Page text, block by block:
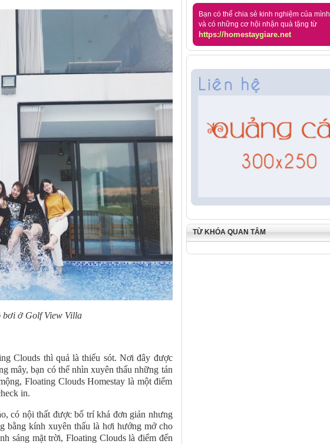
bơi ở Golf View Villa
Clouds thì quả là thiếu sót. Nơi đây được
mây, bạn có thể nhìn xuyên thấu những tán
Floating Clouds Homestay là một điểm
in.
có nội thất được bố trí khá đơn giản nhưng
bằng kính xuyên thấu là hơi hướng mở cho
sáng mặt trời, Floating Clouds là điểm đến
Bạn có thể chia sẻ kinh nghiệm của mình
và có những cơ hội nhận quà tặng từ
https://homestaygiare.net
TỪ KHÓA QUAN TÂM